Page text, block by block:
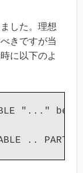
した。理想
きですが当
に以下のよ
TABLE "..."